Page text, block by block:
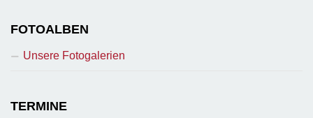
FOTOALBEN
Unsere Fotogalerien
TERMINE